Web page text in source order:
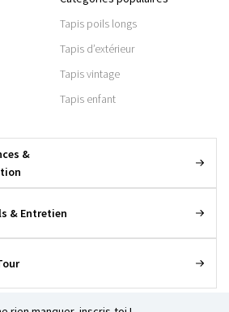
Tapis poils longs
Tapis d’extérieur
Tapis vintage
Tapis enfant
&
& Entretien